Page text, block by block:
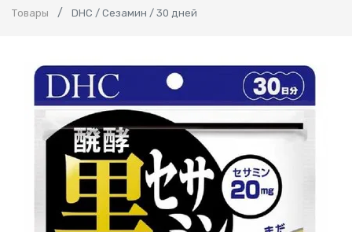
Товары DHC / Сезамин / 30 дней